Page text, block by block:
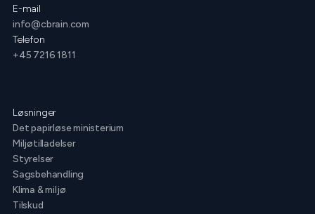
E-mail
info@cbrain.com
Telefon
+45 7216 1811
Løsninger
Det papirløse ministerium
Miljøtilladelser
Styrelser
Sagsbehandling
Klima & miljø
Tilskud